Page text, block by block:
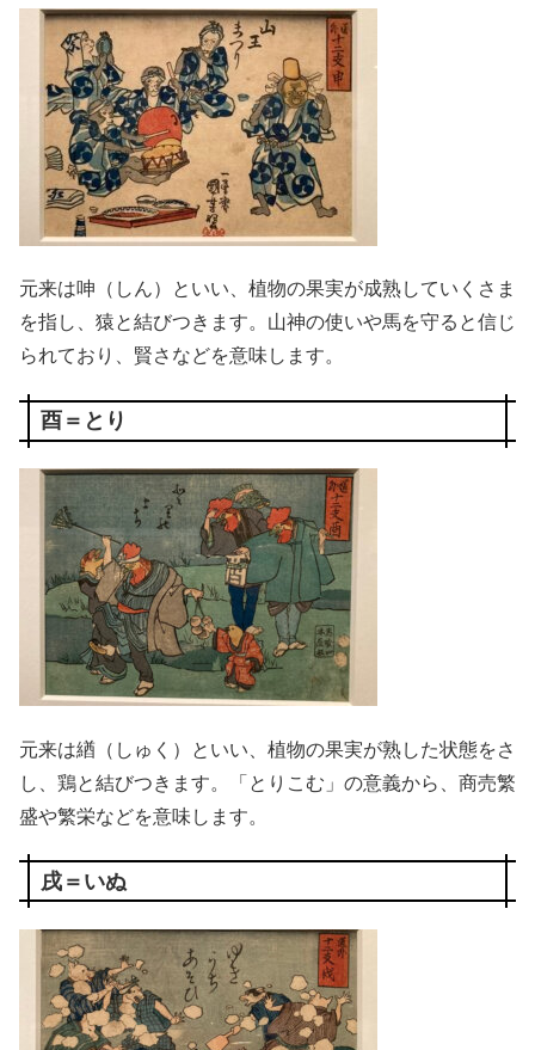
元来は呻（しん）といい、植物の果実が成熟していくさま
を指し、猿と結びつきます。山神の使いや馬を守ると信じ
られており、賢さなどを意味します。
酉＝とり
元来は緧（しゅく）といい、植物の果実が熟した状態をさ
し、鶏と結びつきます。「とりこむ」の意義から、商売繁
盛や繁栄などを意味します。
戌＝いぬ